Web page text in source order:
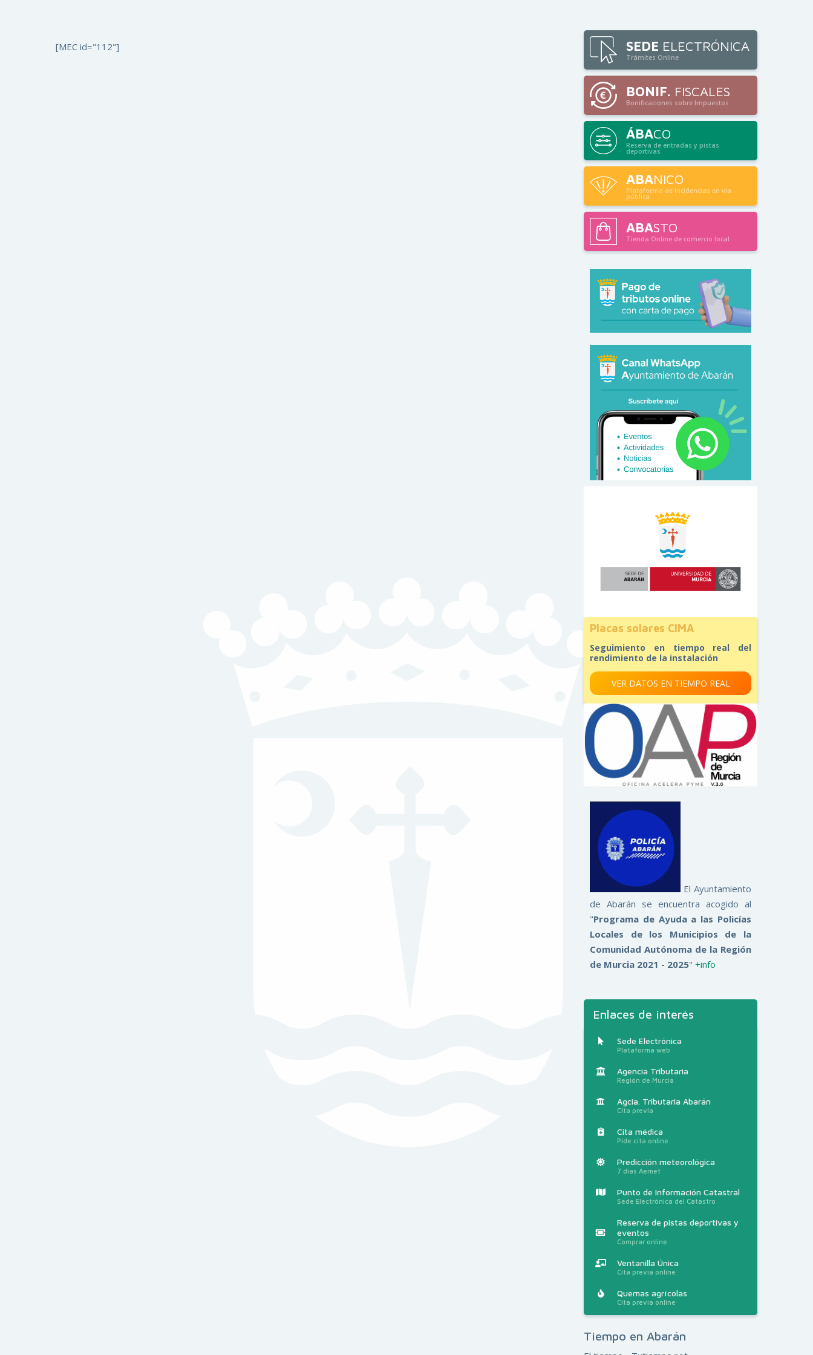
[MEC id="112"] SEDE ELECTRÓNICA
Trámites Online
BONIF. FISCALES
Bonificaciones sobre Impuestos
ÁBACO
Reserva de entradas y pistas
deportivas
ABANICO
Plataforma de incidencias en vía
pública
ABASTO
Tienda Online de comercio local
Placas solares CIMA
Seguimiento en tiempo real del
rendimiento de la instalación
VER DATOS EN TIEMPO REAL
El Ayuntamiento
de Abarán se encuentra acogido al
"Programa de Ayuda a las Policías
Locales de los Municipios de la
Comunidad Autónoma de la Región
de Murcia 2021 - 2025" +info
Enlaces de interés
Sede Electrónica
Plataforma web
Agencia Tributaria
Región de Murcia
Agcia. Tributaria Abarán
Cita previa
Cita médica
Pide cita online
Predicción meteorológica
7 días Aemet
Punto de Información Catastral
Sede Electrónica del Catastro
Reserva de pistas deportivas y
eventos
Comprar online
Ventanilla Única
Cita previa online
Quemas agrícolas
Cita previa online
Tiempo en Abarán